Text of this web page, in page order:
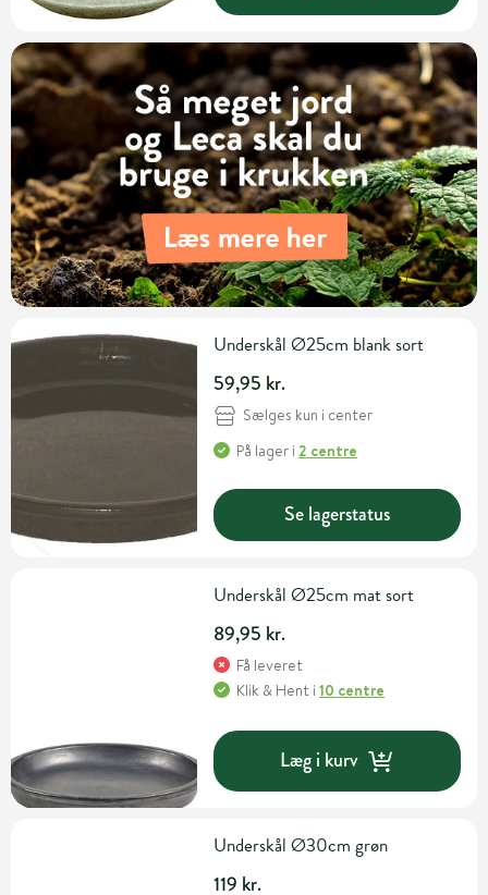
Underskål Ø25cm blank sort
59,95 kr.
Sælges kun i center
På lager i2 centre
Se lagerstatus
Underskål Ø25cm mat sort
89,95 kr.
Få leveret
Klik & Hent i10 centre
Læg i kurv
Underskål Ø30cm grøn
119 kr.